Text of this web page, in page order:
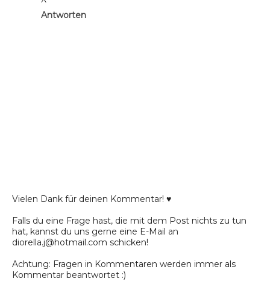
Antworten
Vielen Dank für deinen Kommentar! ♥
Falls du eine Frage hast, die mit dem Post nichts zu tun
hat, kannst du uns gerne eine E-Mail an
diorella.j@hotmail.com schicken!
Achtung: Fragen in Kommentaren werden immer als
Kommentar beantwortet :)